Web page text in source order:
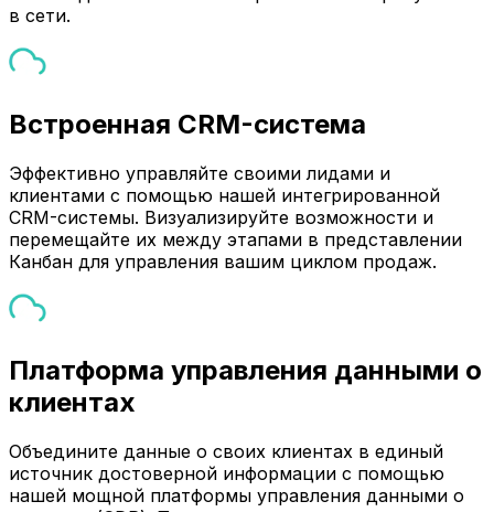
в сети.
Встроенная CRM-система
Эффективно управляйте своими лидами и
клиентами с помощью нашей интегрированной
CRM-системы. Визуализируйте возможности и
перемещайте их между этапами в представлении
Канбан для управления вашим циклом продаж.
Платформа управления данными о
клиентах
Объедините данные о своих клиентах в единый
источник достоверной информации с помощью
нашей мощной платформы управления данными о